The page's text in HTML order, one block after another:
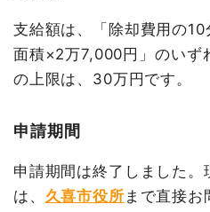
支給額は、「除却費用の
面積×2万7,000円」のいず
の上限は、30万円です。
申請期間
申請期間は終了しました。
は、 久喜市役所 まで直接お